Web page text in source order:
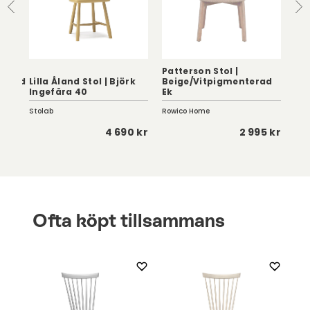
Lilla Åland Stol | Björk
Ingefära 40
Stolab
4 690 kr
Patterson Stol |
Beige/Vitpigmenterad
Ek
Rowico Home
2 995 kr
Ofta köpt tillsammans